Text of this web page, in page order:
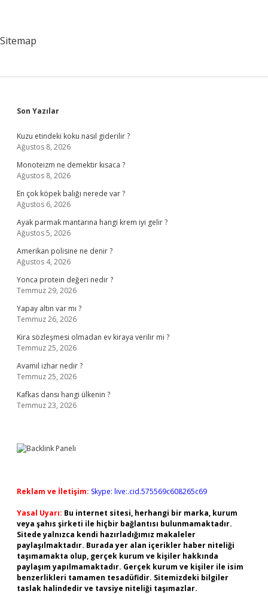
Sitemap
Sidebar
Son Yazılar
Kuzu etindeki koku nasıl giderilir ?
Ağustos 8, 2026
Monoteizm ne demektir kısaca ?
Ağustos 8, 2026
En çok köpek balığı nerede var ?
Ağustos 6, 2026
Ayak parmak mantarına hangi krem iyi gelir ?
Ağustos 5, 2026
Amerikan polisine ne denir ?
Ağustos 4, 2026
Yonca protein değeri nedir ?
Temmuz 29, 2026
Yapay altın var mı ?
Temmuz 26, 2026
Kira sözleşmesi olmadan ev kiraya verilir mi ?
Temmuz 25, 2026
Avamil izhar nedir ?
Temmuz 25, 2026
Kafkas dansı hangi ülkenin ?
Temmuz 23, 2026
Reklam ve İletişim: Skype: live:.cid.575569c608265c69
Yasal Uyarı: Bu internet sitesi, herhangi bir marka, kurum
veya şahıs şirketi ile hiçbir bağlantısı bulunmamaktadır.
Sitede yalnızca kendi hazırladığımız makaleler
paylaşılmaktadır. Burada yer alan içerikler haber niteliği
taşımamakta olup, gerçek kurum ve kişiler hakkında
paylaşım yapılmamaktadır. Gerçek kurum ve kişiler ile isim
benzerlikleri tamamen tesadüfidir. Sitemizdeki bilgiler
taslak halindedir ve tavsiye niteliği taşımazlar.